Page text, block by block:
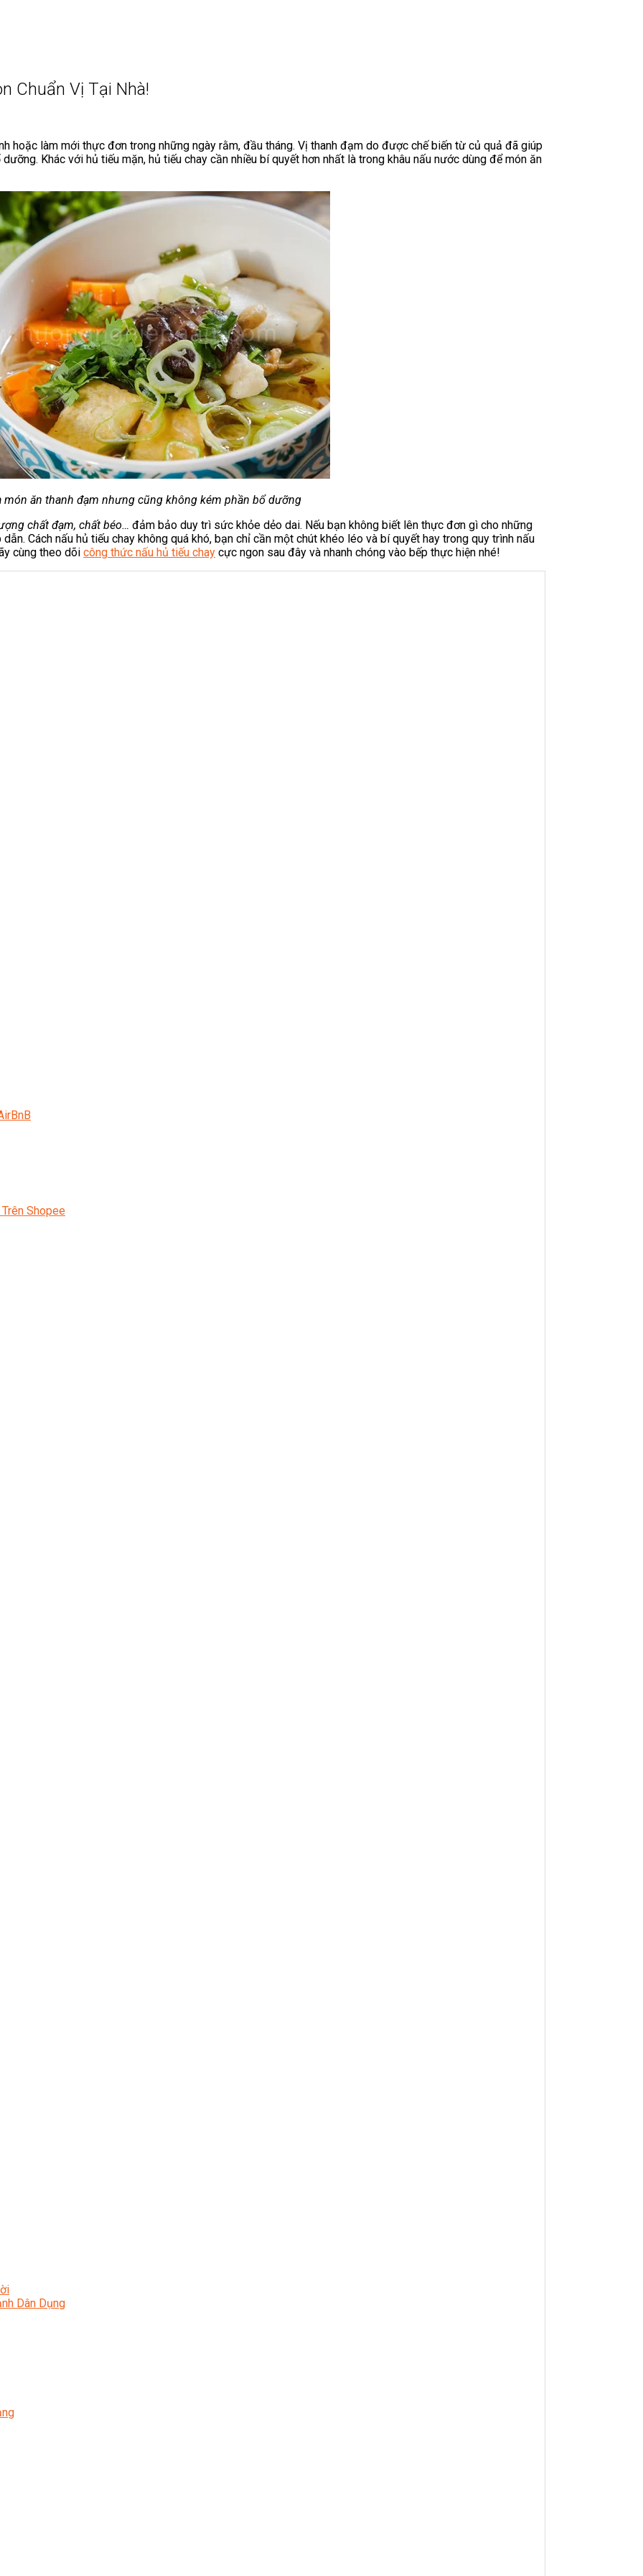
Shopee
Dân Dụng
Chuẩn Vị Tại Nhà!
hoặc làm mới thực đơn trong những ngày rằm, đầu tháng. Vị thanh đạm do được chế biến từ củ quả đã giúp
Khác với hủ tiếu mặn, hủ tiếu chay cần nhiều bí quyết hơn nhất là trong khâu nấu nước dùng để món ăn
món ăn thanh đạm nhưng cũng không kém phần bổ dưỡng
chất đạm, chất béo… đảm bảo duy trì sức khỏe dẻo dai. Nếu bạn không biết lên thực đơn gì cho những
Cách nấu hủ tiếu chay không quá khó, bạn chỉ cần một chút khéo léo và bí quyết hay trong quy trình nấu
cùng theo dõi công thức nấu hủ tiếu chay cực ngon sau đây và nhanh chóng vào bếp thực hiện nhé!